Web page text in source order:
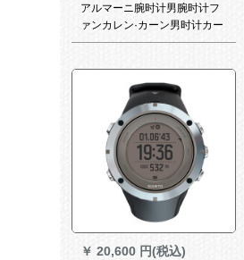
アルマーニ腕时计男腕时计フ
ァンカレン·カーン男时计カー
ン男时计カーンジニ男腕时计
￥ 20,600 円(税込)